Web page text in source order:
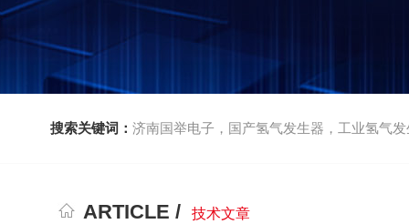
搜索关键词： 济南国举电子，国产氢气发生器，工业氢气
ARTICLE / 技术文章